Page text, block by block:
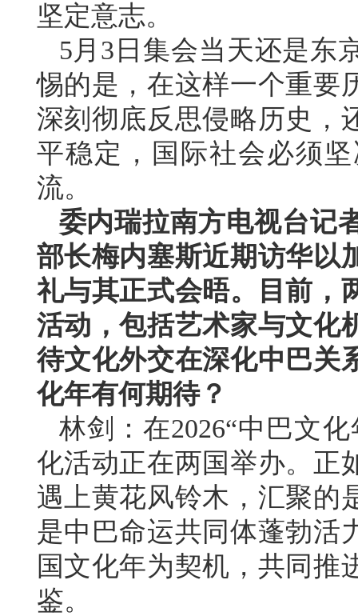
坚定意志。
5月3日集会当天还是东
惕的是，在这样一个重要
深刻彻底反思侵略历史，
平稳定，国际社会必须
流。
委内瑞拉南方电视台记
部长梅内塞斯近期访华以
礼与其正式会晤。目前，
活动，包括艺术家与文化
待文化外交在深化中巴关
化年有何期待？
林剑：在2026“中巴文
化活动正在两国举办。正
遇上黄花风铃木，汇聚的
是中巴命运共同体蓬勃活
国文化年为契机，共同推
鉴。